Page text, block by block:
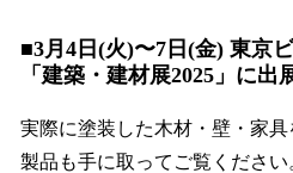
■3月4日(火)〜7日(金) 東京
「建築・建材展2025」に出
実際に塗装した木材・壁・家
製品も手に取ってご覧ください